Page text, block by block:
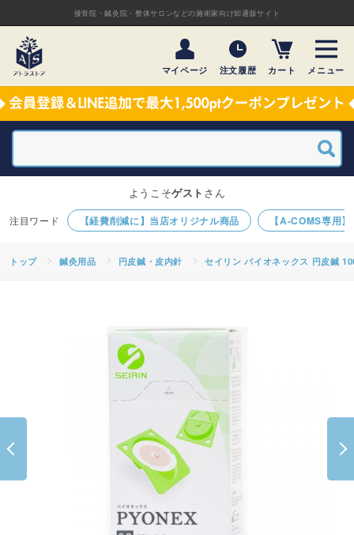
接骨院・鍼灸院・整体サロンなどの施術家向け卸通販サイト
マイページ 注文履歴 カート メニュー
【経費削減に】当店オリジナル商品 【A-COMS専用
ようこそゲスト さん
トップ 鍼灸用品 円皮鍼・皮内針 セイリン パイオネックス 円皮鍼